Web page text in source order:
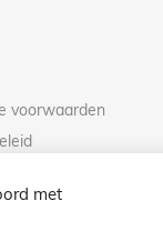
voorwaarden
met